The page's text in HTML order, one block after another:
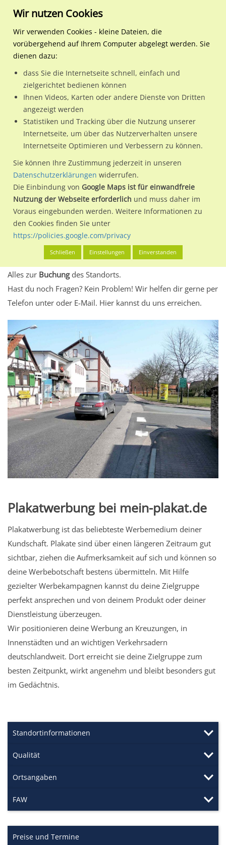
Regionale Plakatwerbung Hessen
Erlensee, Stadt
Ravolzhäuser Str. /
63526 / Erlensee, Stadt / Langendiebach
Nutze günstige Werbemöglichkeiten am Standort
Ravolzhäuser Str. / Friedrich-Ebert-Str.im Ortsteil
Langendiebach)in Erlensee, Stadt.
Wir erheben für jede unserer Werbeflächen individuelle und
aktuelleStandortinformationenundLeistungswerte. Damit
kannst du dich schon vor der Buchung im Detail über den
Standort, seine Reichweite und Werbewirkung sowie
eventuelle Beschränkungen in den zugelassenen
Werbeinhalten informieren.
Alles klar? Dann findest du direkt im unteren Teil dieser Seite
Alles zur Buchungdes Standorts.
Hast du noch Fragen? Kein Problem! Wir helfen dir gerne per
Telefon unter oder E-Mail. Hier kannst du uns erreichen.
Plakatwerbung bei mein-plakat.de
Plakatwerbung ist das beliebteste Werbemedium deiner
Kundschaft. Plakate sind über einen längeren Zeitraum gut
sichtbar, ziehen die Aufmerksamkeit auf sich und können so
deine Werbebotschaft bestens übermitteln. Mit Hilfe
gezielter Werbekampagnen kannst du deine Zielgruppe
perfekt ansprechen und von deinem Produkt oder deiner
Dienstleistung überzeugen.
Wir positionieren deine Werbung an Kreuzungen, in
Innenstädten und an wichtigen Verkehrsadern
deutschlandweit. Dort erreicht sie deine Zielgruppe zum
besten Zeitpunkt, wirkt angenehm und bleibt besonders gut
im Gedächtnis.
Standortinformationen
Qualität
Ortsangaben
FAW
Preise und Termine
Wir nutzen Cookies
Wir verwenden Cookies - kleine Dateien, die
vorübergehend auf Ihrem Computer abgelegt werden. Sie
dienen dazu:
dass Sie die Internetseite schnell, einfach und
zielgerichtet bedienen können
Ihnen Videos, Karten oder andere Dienste von Dritten
angezeigt werden
Statistiken und Tracking über die Nutzung unserer
Internetseite, um über das Nutzerverhalten unsere
Internetseite Optimieren und Verbessern zu können.
Sie können Ihre Zustimmung jederzeit in unseren
Datenschutzerklärungen widerrufen.
Die Einbindung von Google Maps ist für einwandfreie
Nutzung der Webseite erforderlich und muss daher im
Voraus eingebunden werden. Weitere Informationen zu
den Cookies finden Sie unter
https://policies.google.com/privacy
Schließen Einstellungen Einverstanden